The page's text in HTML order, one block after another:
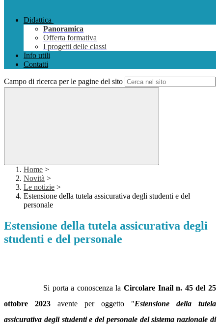
Didattica
Panoramica
Offerta formativa
I progetti delle classi
Info utili
Contatti
Campo di ricerca per le pagine del sito
Home >
Novità >
Le notizie >
Estensione della tutela assicurativa degli studenti e del
personale
Estensione della tutela assicurativa degli
studenti e del personale
Si porta a conoscenza la Circolare Inail n. 45 del 25
ottobre 2023 avente per oggetto "Estensione della tutela
assicurativa degli studenti e del personale del sistema nazionale di